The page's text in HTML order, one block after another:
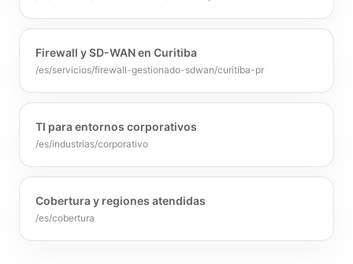
Firewall y SD-WAN en Curitiba
/es/servicios/firewall-gestionado-sdwan/curitiba-pr
TI para entornos corporativos
/es/industrias/corporativo
Cobertura y regiones atendidas
/es/cobertura